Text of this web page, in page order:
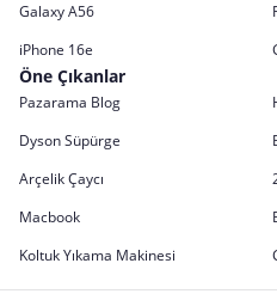
Galaxy A56
iPhone 16e
Öne Çıkanlar
Pazarama Blog
Dyson Süpürge
Arçelik Çaycı
Macbook
Koltuk Yıkama Makinesi